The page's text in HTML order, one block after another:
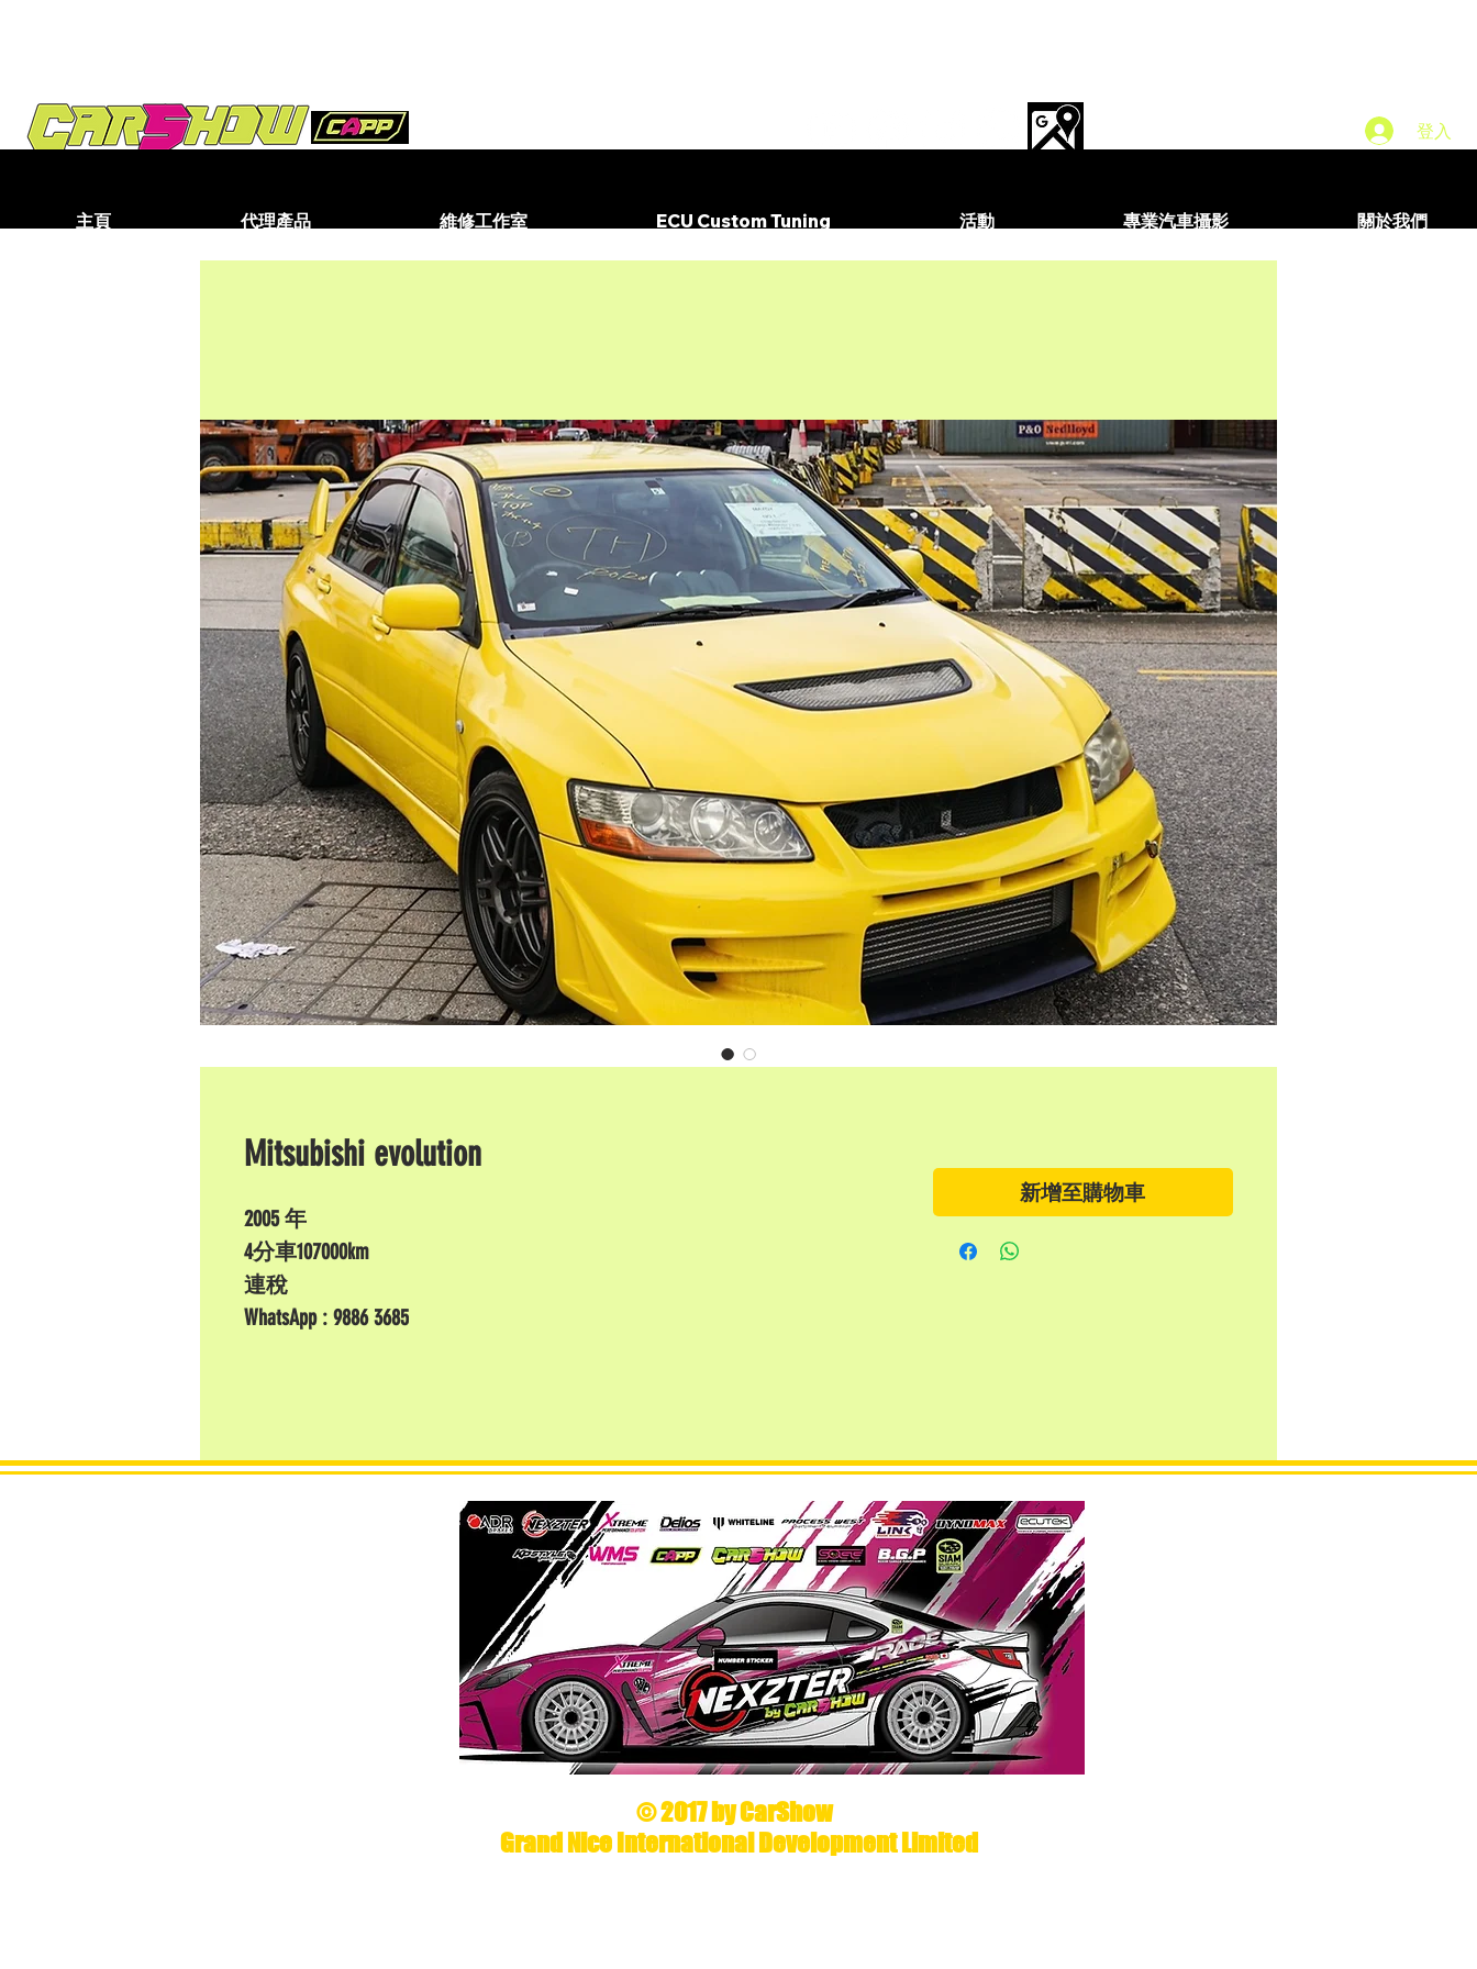
登入
主頁 代理產品 維修工作室 ECU Custom Tuning 活動 專業汽車攝影 關於我們
Mitsubishi evolution
2005 年
4分車107000km
連稅
WhatsApp : 9886 3685
新增至購物車
© 2017 by CarShow
Grand Nice International Development Limited